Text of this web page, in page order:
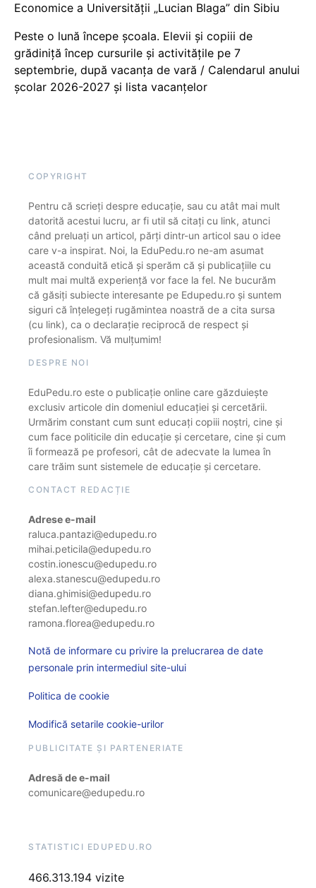
Economice a Universității „Lucian Blaga” din Sibiu
Peste o lună începe școala. Elevii și copiii de
grădiniță încep cursurile și activitățile pe 7
septembrie, după vacanța de vară / Calendarul anului
școlar 2026-2027 și lista vacanțelor
COPYRIGHT
Pentru că scrieți despre educație, sau cu atât mai mult
datorită acestui lucru, ar fi util să citați cu link, atunci
când preluați un articol, părți dintr-un articol sau o idee
care v-a inspirat. Noi, la EduPedu.ro ne-am asumat
această conduită etică și sperăm că și publicațiile cu
mult mai multă experiență vor face la fel. Ne bucurăm
că găsiți subiecte interesante pe Edupedu.ro și suntem
siguri că înțelegeți rugămintea noastră de a cita sursa
(cu link), ca o declarație reciprocă de respect și
profesionalism. Vă mulțumim!
DESPRE NOI
EduPedu.ro este o publicație online care găzduiește
exclusiv articole din domeniul educației și cercetării.
Urmărim constant cum sunt educați copiii noștri, cine și
cum face politicile din educație și cercetare, cine și cum
îi formează pe profesori, cât de adecvate la lumea în
care trăim sunt sistemele de educație și cercetare.
CONTACT REDACȚIE
Adrese e-mail
raluca.pantazi@edupedu.ro
mihai.peticila@edupedu.ro
costin.ionescu@edupedu.ro
alexa.stanescu@edupedu.ro
diana.ghimisi@edupedu.ro
stefan.lefter@edupedu.ro
ramona.florea@edupedu.ro
Notă de informare cu privire la prelucrarea de date
personale prin intermediul site-ului
Politica de cookie
Modifică setarile cookie-urilor
PUBLICITATE ȘI PARTENERIATE
Adresă de e-mail
comunicare@edupedu.ro
STATISTICI EDUPEDU.RO
466.313.194 vizite